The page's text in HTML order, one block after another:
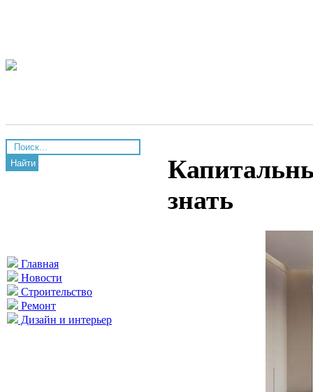
Найти
Главная
Новости
Строительство
Ремонт
Дизайн и интерьер
знать